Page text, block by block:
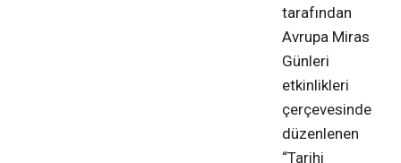
tarafından
Avrupa Miras
Günleri
etkinlikleri
çerçevesinde
düzenlenen
“Tarihi